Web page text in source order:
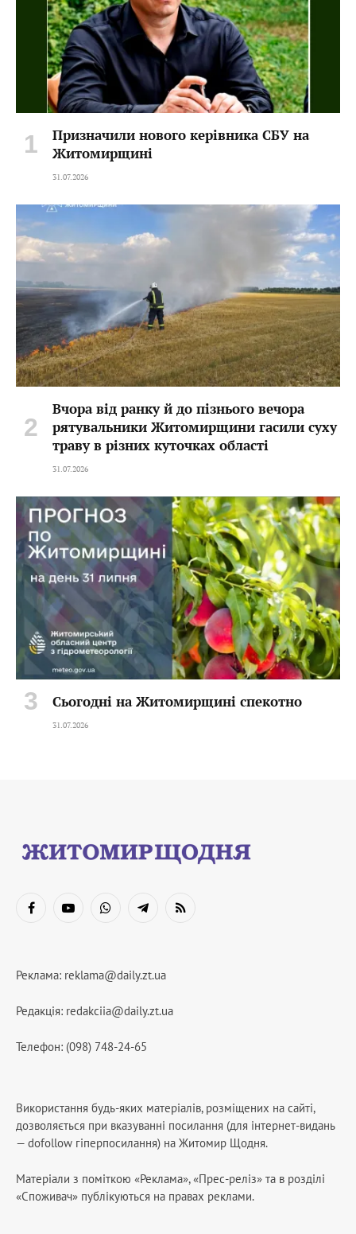
Призначили нового керівника СБУ на
Житомирщині
31.07.2026
Вчора від ранку й до пізнього вечора
рятувальники Житомирщини гасили суху
траву в різних куточках області
31.07.2026
Сьогодні на Житомирщині спекотно
31.07.2026
FacebookYouTubeWhatsAppTelegramRSS
Реклама: reklama@daily.zt.ua
Редакція: redakciia@daily.zt.ua
Телефон: (098) 748-24-65
Використання будь-яких матеріалів, розміщених на сайті,
дозволяється при вказуванні посилання (для інтернет-видань
— dofollow гіперпосилання) на Житомир Щодня.
Матеріали з поміткою «Реклама», «Прес-реліз» та в розділі
«Споживач» публікуються на правах реклами.